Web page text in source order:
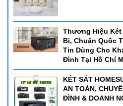
Thương Hiệu Két
Bỉ, Chuẩn Quốc
Tin Dùng Cho
Đình Tại Hồ Chí
KÉT SẮT
AN TOÀN,
ĐÌNH & DOANH